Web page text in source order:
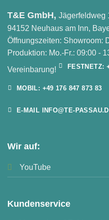
T&E GmbH, Jägerfeldweg
94152 Neuhaus am Inn,
Öffnungszeiten: Showroom:
Produktion: Mo.-Fr.: 09:00 -
Vereinbarung!
FESTNETZ:
MOBIL: +49 176 847 873 83
E-MAIL INFO@TE-
Wir auf:
YouTube
Kundenservice